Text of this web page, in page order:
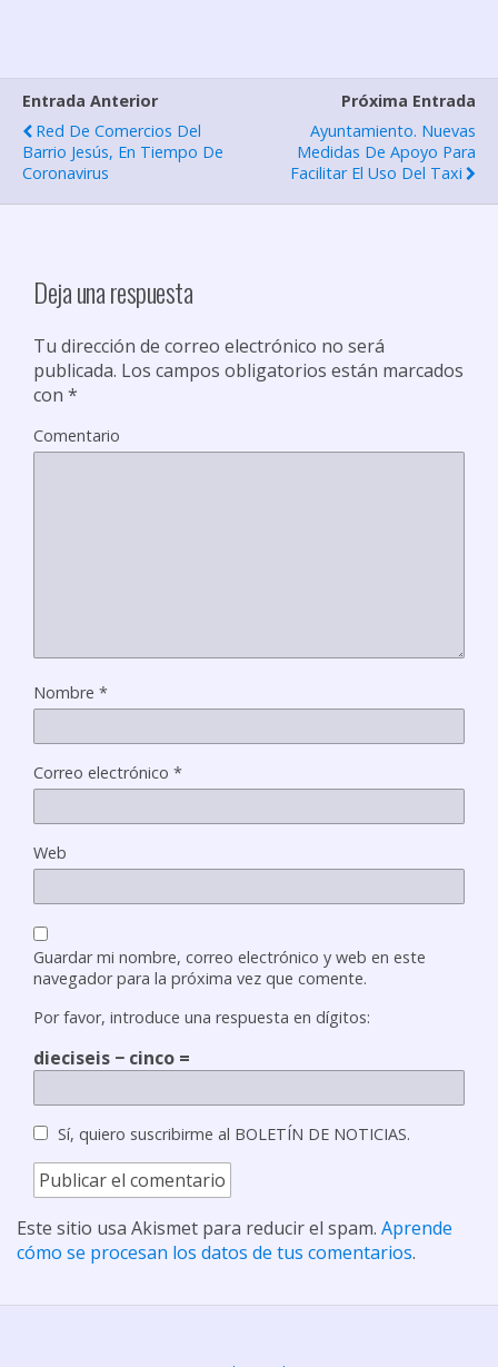
a
r
t
Entrada Anterior
Red De Comercios Del
Barrio Jesús, En Tiempo De
Coronavirus
Próxima Entrada
Ayuntamiento. Nuevas
Medidas De Apoyo Para
Facilitar El Uso Del Taxi
Deja una respuesta
Tu dirección de correo electrónico no será
publicada. Los campos obligatorios están marcados
con *
Comentario
Nombre *
Correo electrónico *
Web
Guardar mi nombre, correo electrónico y web en este
navegador para la próxima vez que comente.
Por favor, introduce una respuesta en dígitos:
dieciseis − cinco =
Sí, quiero suscribirme al BOLETÍN DE NOTICIAS.
Este sitio usa Akismet para reducir el spam. Aprende
cómo se procesan los datos de tus comentarios.